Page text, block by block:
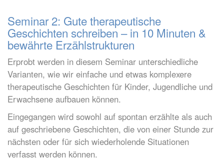
Seminar 2: Gute therapeutische
Geschichten schreiben – in 10 Minuten &
bewährte Erzählstrukturen
Erprobt werden in diesem Seminar unterschiedliche
Varianten, wie wir einfache und etwas komplexere
therapeutische Geschichten für Kinder, Jugendliche und
Erwachsene aufbauen können.
Eingegangen wird sowohl auf spontan erzählte als auch
auf geschriebene Geschichten, die von einer Stunde zur
nächsten oder für sich wiederholende Situationen
verfasst werden können.